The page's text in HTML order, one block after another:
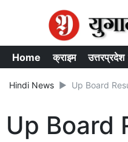
Home क्राइम उत्तरप्रदेश
Hindi News Up Board
Up Board